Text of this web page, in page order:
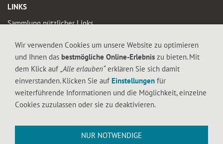
LINKS
Sammlung nützlicher Links
© 2019 FALTIGE-HERZEN
Diese Seite enthält urheberrechtlich geschütztes Material. Die durch die
Seitenbetreiber erstellten Inhalte und Werke auf diesen Seiten unterliegen dem
deutschen Urheberrecht. Die Vervielfältigung, Bearbeitung, Verbreitung und jede
Art der Verwertung außerhalb der Grenzen des Urheberrechtes bedürfen der
schriftlichen Zustimmung des jeweiligen Autors bzw. Erstellers. Downloads und
Wir verwenden Cookies um unsere Website zu optimieren
und Ihnen das bestmögliche Online-Erlebnis zu bieten. Mit
dem Klick auf „Alle erlauben“erklären Sie sich damit
einverstanden. Klicken Sie auf Einstellungen für
weiterführende Informationen und die Möglichkeit, einzelne
Cookies zuzulassen oder sie zu deaktivieren.
NUR NOTWENDIGE